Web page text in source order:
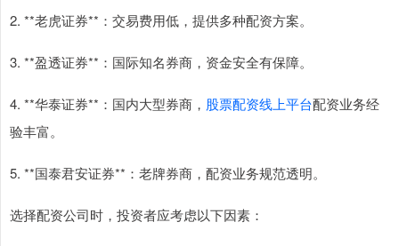
2. **老虎证券**：交易费用低，提供多种配资方案。
3. **盈透证券**：国际知名券商，资金安全有保障。
4. **华泰证券**：国内大型券商， 股票配资线上平台配资业务经
验丰富。
5. **国泰君安证券**：老牌券商，配资业务规范透明。
选择配资公司时，投资者应考虑以下因素：